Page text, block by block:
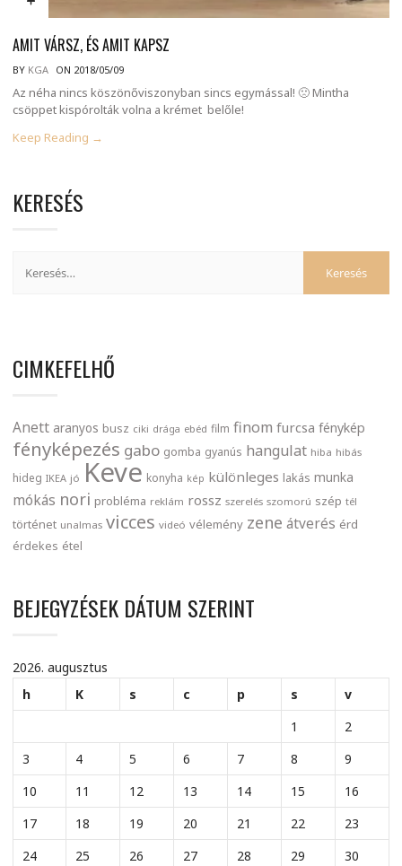
AMIT VÁRSZ, ÉS AMIT KAPSZ
BY KGA ON 2018/05/09
Az néha nincs köszönőviszonyban sincs egymással! 🙁 Mintha
csöppet kispórolták volna a krémet belőle!
Keep Reading →
KERESÉS
CIMKEFELHŐ
Anett aranyos busz ciki drága ebéd film finom furcsa fénykép
fényképezés gabo gomba gyanús hangulat hiba hibás
hideg IKEA jó Keve konyha kép különleges lakás munka
mókás nori probléma reklám rossz szerelés szomorú szép tél
történet unalmas vicces videó vélemény zene átverés érd
érdekes étel
BEJEGYZÉSEK DÁTUM SZERINT
2026. augusztus
h
K s c p s
v
1
2
3
4 5 6 7 8
9
10
11 12 13 14 15
16
17
18 19 20 21 22
23
24
25 26 27 28 29
30